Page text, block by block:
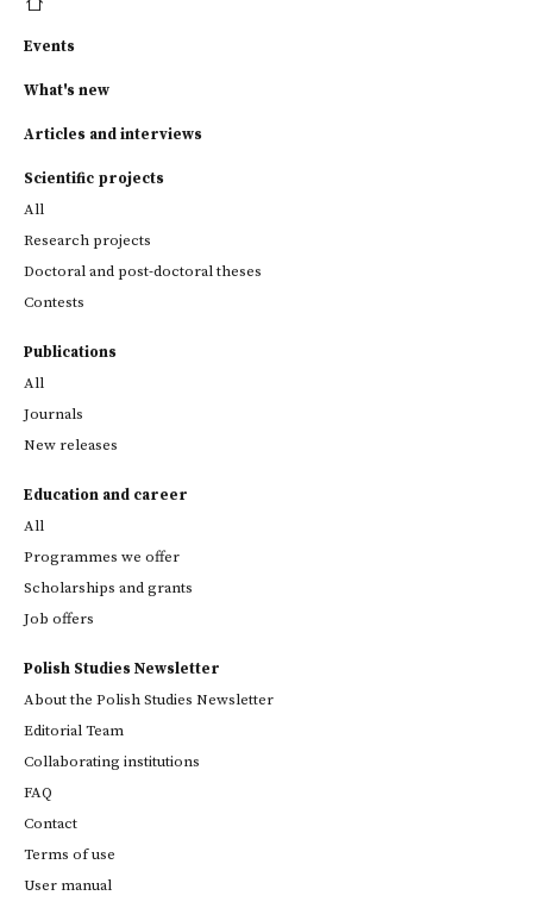
Events
What's new
Articles and interviews
Scientific projects
All
Research projects
Doctoral and post-doctoral theses
Contests
Publications
All
Journals
New releases
Education and career
All
Programmes we offer
Scholarships and grants
Job offers
Polish Studies Newsletter
About the Polish Studies Newsletter
Editorial Team
Collaborating institutions
FAQ
Contact
Terms of use
User manual